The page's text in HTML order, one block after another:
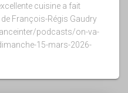
cuisine a fait
de François-Régis Gaudry
podcasts/on-va-
15-mars-2026-